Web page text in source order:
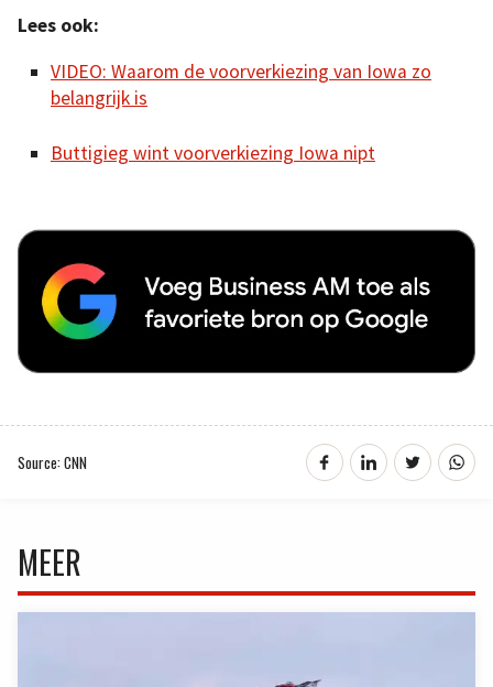
Lees ook:
VIDEO: Waarom de voorverkiezing van Iowa zo
belangrijk is
Buttigieg wint voorverkiezing Iowa nipt
Source: CNN
MEER